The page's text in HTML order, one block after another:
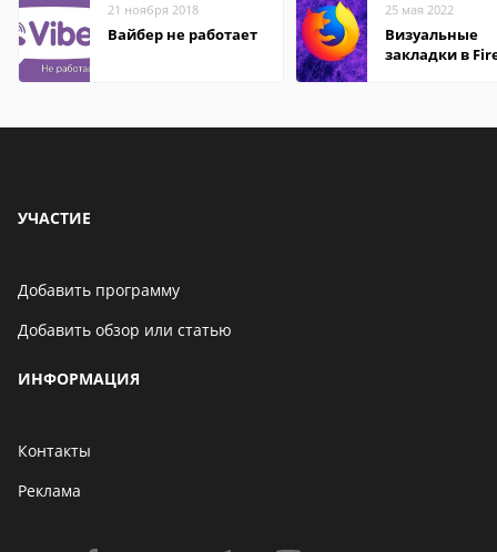
21 ноября 2018
Вайбер не работает
25 мая 2022
Визуальные
закладки в
УЧАСТИЕ
Добавить программу
Добавить обзор или статью
ИНФОРМАЦИЯ
Контакты
Реклама